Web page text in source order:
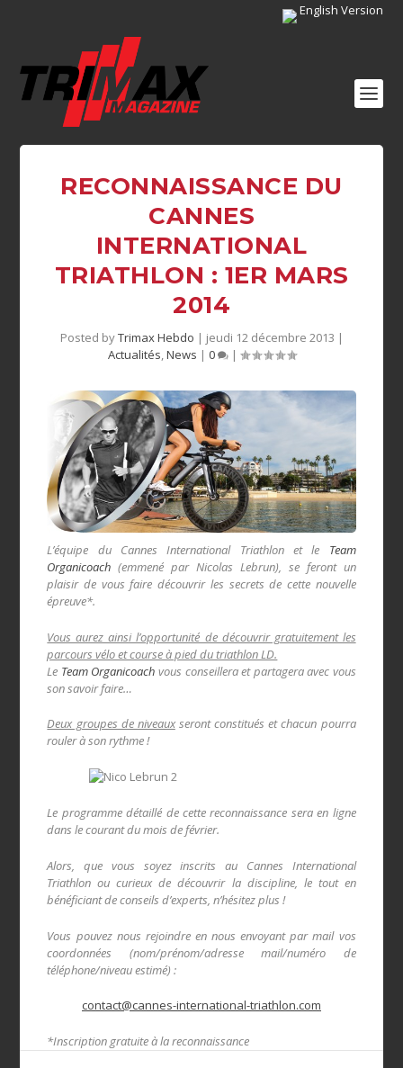
English Version
RECONNAISSANCE DU
CANNES
INTERNATIONAL
TRIATHLON : 1ER MARS
2014
Posted byTrimax Hebdo | jeudi 12 décembre 2013 |
Actualités,News | 0 |
L’équipe du Cannes International Triathlon et le Team
Organicoach (emmené par Nicolas Lebrun), se feront un
plaisir de vous faire découvrir les secrets de cette nouvelle
épreuve*.
Vous aurez ainsi l’opportunité de découvrir gratuitement les
parcours vélo et course à pied du triathlon LD.
Le Team Organicoach vous conseillera et partagera avec vous
son savoir faire…
Deux groupes de niveauxseront constitués et chacun pourra
rouler à son rythme !
Le programme détaillé de cette reconnaissance sera en ligne
dans le courant du mois de février.
Alors, que vous soyez inscrits au Cannes International
Triathlon ou curieux de découvrir la discipline, le tout en
bénéficiant de conseils d’experts, n’hésitez plus !
Vous pouvez nous rejoindre en nous envoyant par mail vos
coordonnées (nom/prénom/adresse mail/numéro de
téléphone/niveau estimé) :
contact@cannes-international-triathlon.com
*Inscription gratuite à la reconnaissance